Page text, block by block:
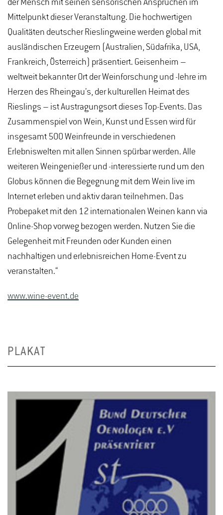
der Mensch mit seinen sensorischen Ansprüchen im
Mittelpunkt dieser Veranstaltung. Die hochwertigen
Qualitäten deutscher Rieslingweine werden global mit
ausländischen Erzeugern (Australien, Südafrika, USA,
Frankreich, Österreich) präsentiert. Geisenheim –
weltweit bekannter Ort der Weinforschung und -lehre im
Herzen des Rheingau’s, der kulturellen Heimat des
Rieslings – ist Austragungsort dieses Top-Events. Das
Zusammenspiel von Wein, Kunst und Essen wird für
insgesamt 500 Weinfreunde in verschiedenen
Erlebniswelten mit allen Sinnen spürbar werden. Alle
weiteren Weingenießer und -interessierte rund um den
Globus können die Begegnung mit dem Wein live im
Internet erleben und aktiv daran teilnehmen. Das
Probepaket mit den 12 internationalen Weinen kann via
Online-Shop vorweg bezogen werden. Nutzen Sie die
Gelegenheit mit Freunden oder Kunden einen
nachhaltigen und erlebnisreichen Home-Event zu
veranstalten.“
www.wine-event.de
PLAKAT